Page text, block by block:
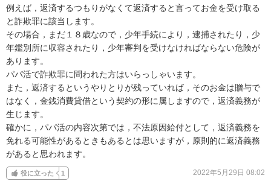
例えば，返済するつもりがなくて返済すると言ってお金を受け取る
と詐欺罪に該当します。
その場合，まだ１８歳なので，少年手続により，逮捕されたり，少
年鑑別所に収容されたり，少年審判を受けなければならない危険が
あります。
パパ活で詐欺罪に問われた方はいらっしゃいます。
また，返済するというやりとりが残っていれば，そのお金は贈与で
はなく，金銭消費貸借という契約の形に属しますので，返済義務が
生じます。
確かに，パパ活の内容次第では，不法原因給付として，返済義務を
免れる可能性があるときもあるとは思いますが，原則的に返済義務
があると思われます。
役に立った 1 2022年5月29日 08:02